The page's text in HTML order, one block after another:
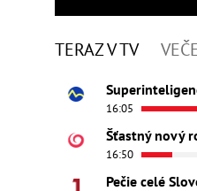
TERAZ V TV
16:05
16:50
Pečie celé